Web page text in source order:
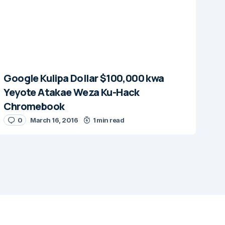
Google Kulipa Dollar $100,000 kwa
Yeyote Atakae Weza Ku-Hack
Chromebook
0 March 16, 2016 1 min read